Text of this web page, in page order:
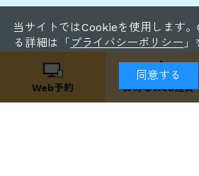
当サイトではCookieを使用します
る詳細は「 プライバシーポリシー
同意する
Web予約 お得なWeb運賃